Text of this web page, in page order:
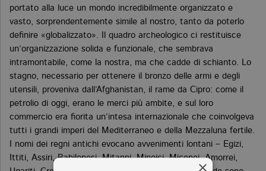
portato alla luce un mondo incredibilmente organizzato e
vasto, sorprendentemente simile al nostro, tanto da poterlo
definire «globalizzato». Il quadro archeologico ci restituisce
un’organizzazione solida e funzionale, che sembrava
intramontabile, come la nostra, ma che cadde di schianto. Lo
stagno, necessario per ottenere il bronzo delle armi e degli
utensili, proveniva dall’Afghanistan, il rame da Cipro: come il
petrolio di oggi, erano le merci più ambite, e sul loro
commercio era fiorita un’intesa internazionale che coinvolgeva
tutti i grandi imperi del Mediterraneo e della Mezzaluna fertile.
I nomi dei regni antichi evocano avvenimenti lontani – Egizi,
Ittiti, Assiri, Babilonesi, Mitanni, Minoici, Micenei, Amorrei,
×